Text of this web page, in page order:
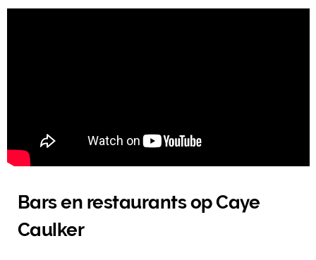
Bars en restaurants op Caye
Caulker